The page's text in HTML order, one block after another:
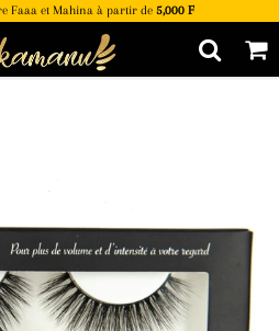
Faaa et Mahina à partir de 5,000 F